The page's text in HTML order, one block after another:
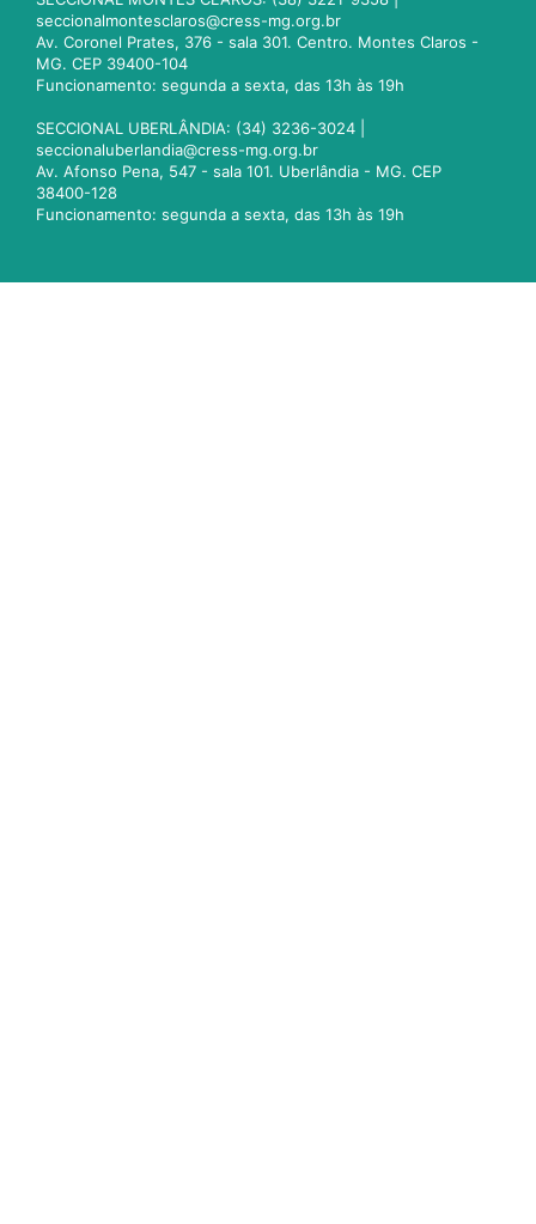
seccionalmontesclaros@cress-mg.org.br
Av. Coronel Prates, 376 - sala 301. Centro. Montes Claros -
MG. CEP 39400-104
Funcionamento: segunda a sexta, das 13h às 19h
SECCIONAL UBERLÂNDIA: (34) 3236-3024 |
seccionaluberlandia@cress-mg.org.br
Av. Afonso Pena, 547 - sala 101. Uberlândia - MG. CEP
38400-128
Funcionamento: segunda a sexta, das 13h às 19h